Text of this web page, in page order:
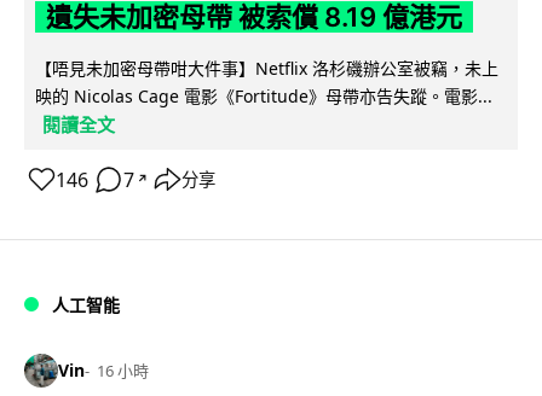
遺失未加密母帶 被索償 8.19 億港元
【唔見未加密母帶咁大件事】Netflix 洛杉磯辦公室被竊，未上
映的 Nicolas Cage 電影《Fortitude》母帶亦告失蹤。電影...
閱讀全文
146 7 ↗ 分享
人工智能
Vin 16 小時